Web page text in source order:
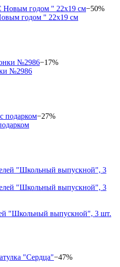
−50%
годом " 22х19 см
−17%
№2986
−27%
"Школьный выпускной", 3 шт.
−47%